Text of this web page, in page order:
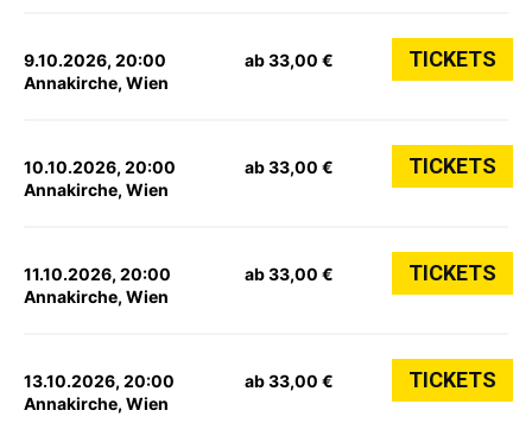
9.10.2026, 20:00
Annakirche, Wien
ab 33,00 € TICKETS
10.10.2026, 20:00
Annakirche, Wien
ab 33,00 € TICKETS
11.10.2026, 20:00
Annakirche, Wien
ab 33,00 € TICKETS
13.10.2026, 20:00
Annakirche, Wien
ab 33,00 € TICKETS